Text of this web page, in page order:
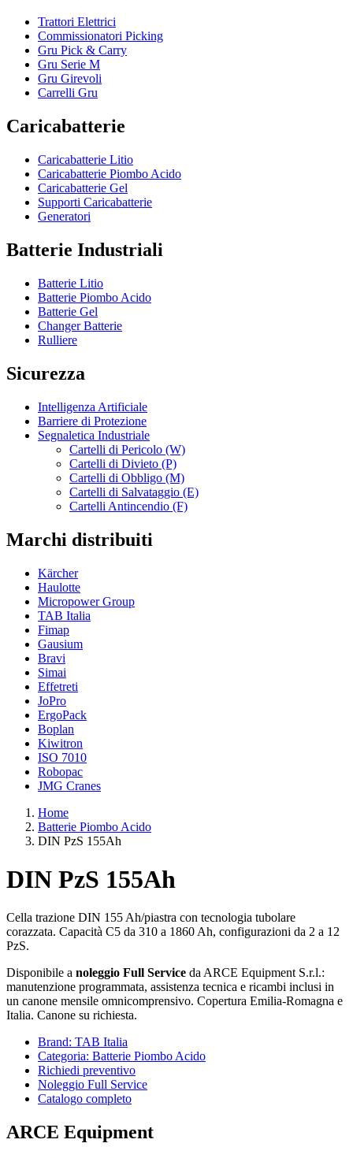
Trattori Elettrici
Commissionatori Picking
Gru Pick & Carry
Gru Serie M
Gru Girevoli
Carrelli Gru
Caricabatterie
Caricabatterie Litio
Caricabatterie Piombo Acido
Caricabatterie Gel
Supporti Caricabatterie
Generatori
Batterie Industriali
Batterie Litio
Batterie Piombo Acido
Batterie Gel
Changer Batterie
Rulliere
Sicurezza
Intelligenza Artificiale
Barriere di Protezione
Segnaletica Industriale
Cartelli di Pericolo (W)
Cartelli di Divieto (P)
Cartelli di Obbligo (M)
Cartelli di Salvataggio (E)
Cartelli Antincendio (F)
Marchi distribuiti
Kärcher
Haulotte
Micropower Group
TAB Italia
Fimap
Gausium
Bravi
Simai
Effetreti
JoPro
ErgoPack
Boplan
Kiwitron
ISO 7010
Robopac
JMG Cranes
Home
Batterie Piombo Acido
DIN PzS 155Ah
DIN PzS 155Ah
Cella trazione DIN 155 Ah/piastra con tecnologia tubolare
corazzata. Capacità C5 da 310 a 1860 Ah, configurazioni da 2 a 12
PzS.
Disponibile a noleggio Full Service da ARCE Equipment S.r.l.:
manutenzione programmata, assistenza tecnica e ricambi inclusi in
un canone mensile omnicomprensivo. Copertura Emilia-Romagna e
Italia. Canone su richiesta.
Brand: TAB Italia
Categoria: Batterie Piombo Acido
Richiedi preventivo
Noleggio Full Service
Catalogo completo
ARCE Equipment